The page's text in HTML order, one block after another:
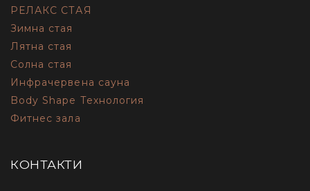
РЕЛАКС СТАЯ
Зимна стая
Лятна стая
Солна стая
Инфрачервена сауна
Body Shape Технология
Фитнес зала
КОНТАКТИ